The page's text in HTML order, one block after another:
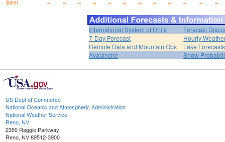
Sleet
-- -- -- -- -- -- -- -- -- -- -- --
International System of Units
Forecast
7-Day Forecast
Hourly
Remote Data and Mountain Obs
Lake Forecasts
Avalanche
Snow
US Dept of Commerce
National Oceanic and Atmospheric Administration
National Weather Service
Reno, NV
2350 Raggio Parkway
Reno, NV 89512-3900